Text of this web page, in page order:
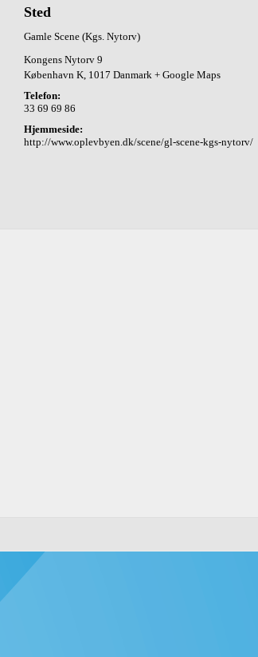
Sted
Gamle Scene (Kgs. Nytorv)
Kongens Nytorv 9
København K 1017 Danmark + Google Maps
Telefon:
33 69 69 86
Hjemmeside:
http://www.oplevbyen.dk/scene/gl-scene-kgs-nytorv/